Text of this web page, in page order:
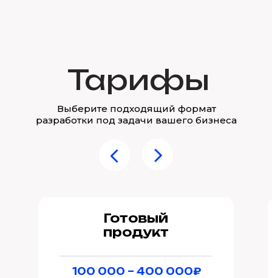
Тарифы
Выберите подходящий формат
разработки под задачи вашего бизнеса
Готовый
продукт
100 000 – 400 000₽